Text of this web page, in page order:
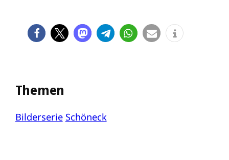
Themen
Bilderserie Schöneck